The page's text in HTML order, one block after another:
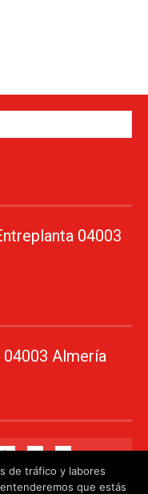
04003
Almería
de tráfico y labores
que estás